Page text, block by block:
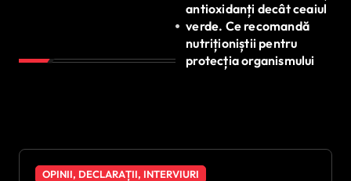
antioxidanți decât ceaiul
verde. Ce recomandă
nutriționiștii pentru
protecția organismului
OPINII, DECLARAȚII, INTERVIURI